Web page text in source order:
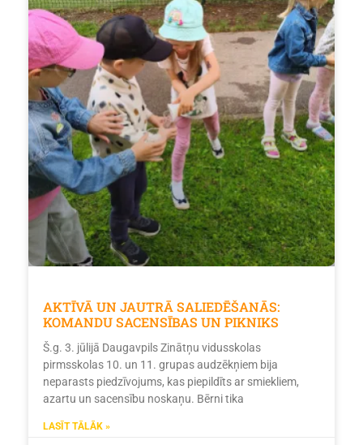
AKTĪVĀ UN JAUTRĀ SALIEDĒŠANĀS:
KOMANDU SACENSĪBAS UN PIKNIKS
Š.g. 3. jūlijā Daugavpils Zinātņu vidusskolas
pirmsskolas 10. un 11. grupas audzēkņiem bija
neparasts piedzīvojums, kas piepildīts ar smiekliem,
azartu un sacensību noskaņu. Bērni tika
LASĪT TĀLĀK »